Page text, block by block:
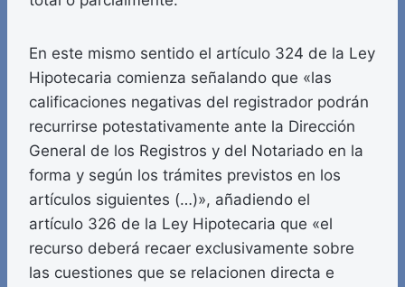
En este mismo sentido el artículo 324 de la Ley
Hipotecaria comienza señalando que «las
calificaciones negativas del registrador podrán
recurrirse potestativamente ante la Dirección
General de los Registros y del Notariado en la
forma y según los trámites previstos en los
artículos siguientes (…)», añadiendo el
artículo 326 de la Ley Hipotecaria que «el
recurso deberá recaer exclusivamente sobre
las cuestiones que se relacionen directa e